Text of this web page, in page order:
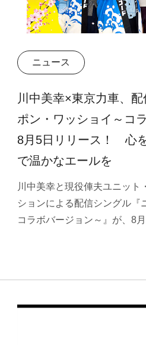
ニュース
川中美幸×東京力車、
ポン・ワッショイ～コ
8月5日リリース！ 心
で温かなエールを
川中美幸と現役俥夫ユニット
ションによる配信シングル『
コラボバージョン～』が、8